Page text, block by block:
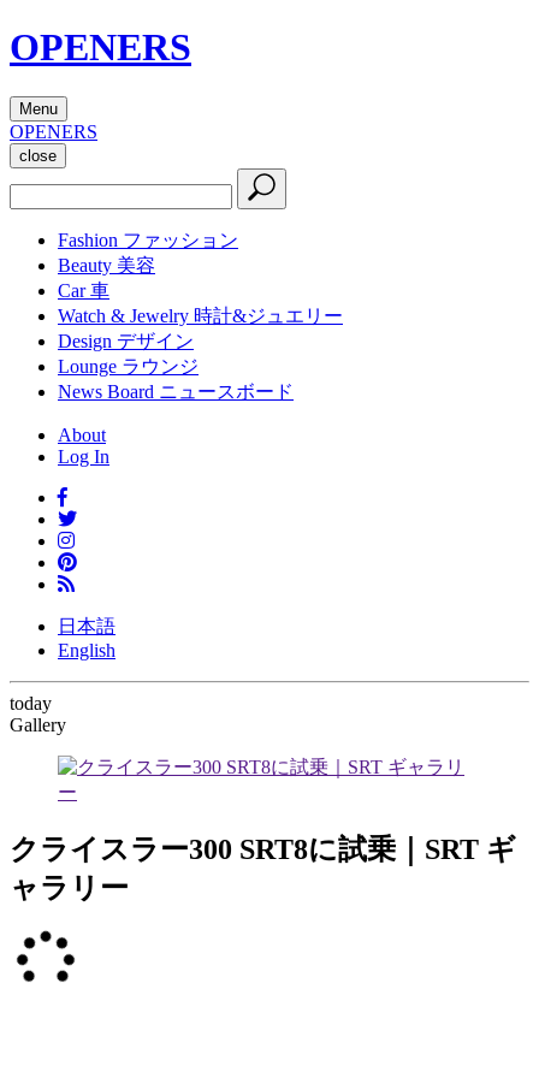
OPENERS
Menu
OPENERS
close
Fashion ファッション
Beauty 美容
Car 車
Watch & Jewelry 時計&ジュエリー
Design デザイン
Lounge ラウンジ
News Board ニュースボード
About
Log In
日本語
English
today
Gallery
クライスラー300 SRT8に試乗｜SRT ギ
ャラリー